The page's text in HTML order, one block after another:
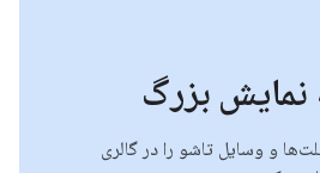
بزرگ
و وسایل تاشو را در گالری